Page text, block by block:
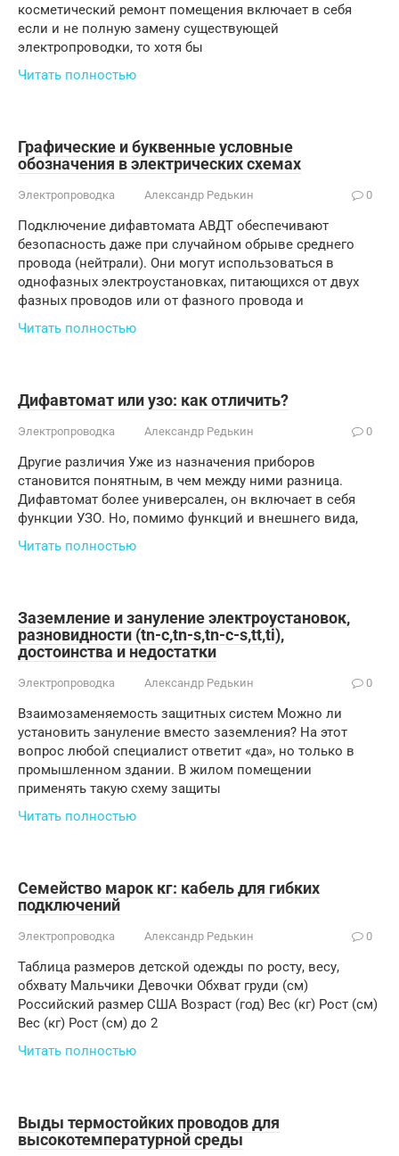
косметический ремонт помещения включает в себя
если и не полную замену существующей
электропроводки, то хотя бы
Читать полностью
Графические и буквенные условные
обозначения в электрических схемах
Электропроводка Александр Редькин 0
Подключение дифавтомата АВДТ обеспечивают
безопасность даже при случайном обрыве среднего
провода (нейтрали). Oни могут использоваться в
однофазных электроустановках, питающихся от двух
фазных проводов или от фазного провода и
Читать полностью
Дифавтомат или узо: как отличить?
Электропроводка Александр Редькин 0
Другие различия Уже из назначения приборов
становится понятным, в чем между ними разница.
Дифавтомат более универсален, он включает в себя
функции УЗО. Но, помимо функций и внешнего вида,
Читать полностью
Заземление и зануление электроустановок,
разновидности (tn-c,tn-s,tn-c-s,tt,ti),
достоинства и недостатки
Электропроводка Александр Редькин 0
Взаимозаменяемость защитных систем Можно ли
установить зануление вместо заземления? На этот
вопрос любой специалист ответит «да», но только в
промышленном здании. В жилом помещении
применять такую схему защиты
Читать полностью
Семейство марок кг: кабель для гибких
подключений
Электропроводка Александр Редькин 0
Таблица размеров детской одежды по росту, весу,
обхвату Мальчики Девочки Обхват груди (см)
Российский размер США Возраст (год) Вес (кг) Рост (см)
Вес (кг) Рост (см) до 2
Читать полностью
Выды термостойких проводов для
высокотемпературной среды